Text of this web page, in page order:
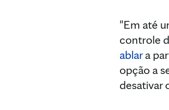
"Em até
controle
ablara
opção a
desativar